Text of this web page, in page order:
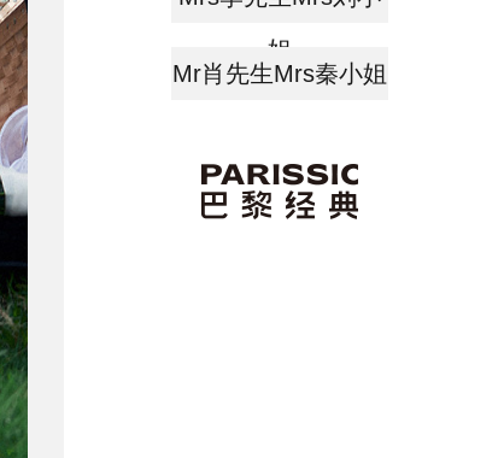
姐
Mr肖先生Mrs秦小姐